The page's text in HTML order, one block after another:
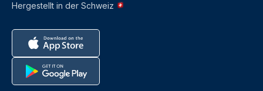
Hergestellt in der Schweiz